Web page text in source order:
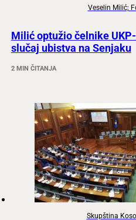
Veselin Milić;
Milić optužio čelnike
slučaj ubistva na Senjaku
2 MIN ČITANJA
Skupština